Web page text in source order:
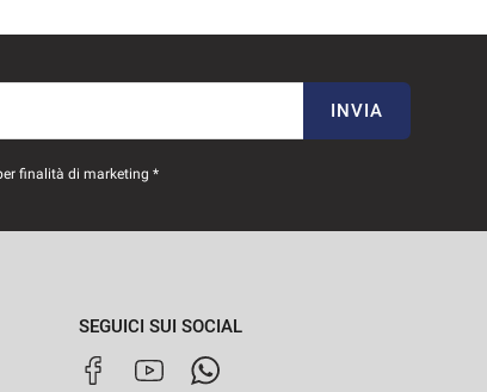
INVIA
finalità di marketing *
SEGUICI SUI SOCIAL